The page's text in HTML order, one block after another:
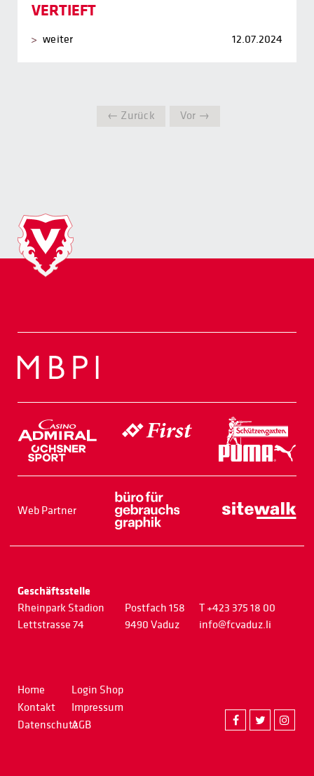
VERTIEFT
weiter 12.07.2024
← Zurück Vor →
Web Partner
Geschäftsstelle
Rheinpark Stadion
Lettstrasse 74
Postfach 158
9490 Vaduz
T +423 375 18 00
info@fcvaduz.li
Home
Kontakt
Datenschutz
Login Shop
Impressum
AGB